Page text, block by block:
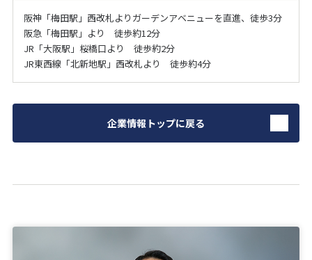
阪神「梅田駅」西改札よりガーデンアベニューを直進、徒歩3分
阪急「梅田駅」より 徒歩約12分
JR「大阪駅」桜橋口より 徒歩約2分
JR東西線「北新地駅」西改札より 徒歩約4分
企業情報トップに戻る